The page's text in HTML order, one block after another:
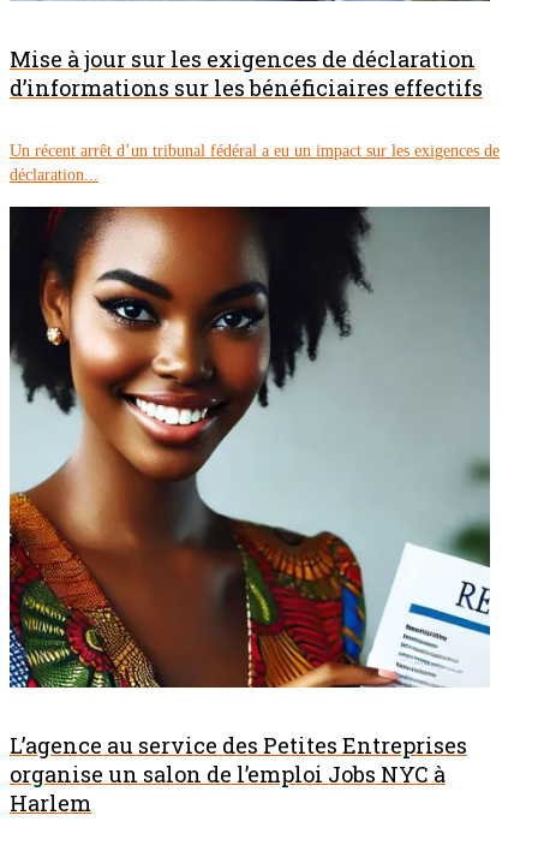
Mise à jour sur les exigences de déclaration
d’informations sur les bénéficiaires effectifs
Un récent arrêt d’un tribunal fédéral a eu un impact sur les exigences de
déclaration...
L’agence au service des Petites Entreprises
organise un salon de l’emploi Jobs NYC à
Harlem